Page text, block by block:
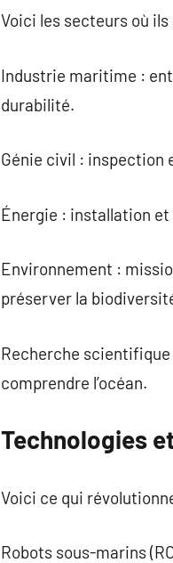
Voici les secteurs où
Industrie maritime :
durabilité.
Génie civil : inspection
Énergie : installation
Environnement :
préserver la
Recherche scientifique
comprendre l’océan.
Technologies
Voici ce qui
Robots sous-marins